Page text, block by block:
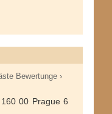
Bewertunge ›
00 Prague 6